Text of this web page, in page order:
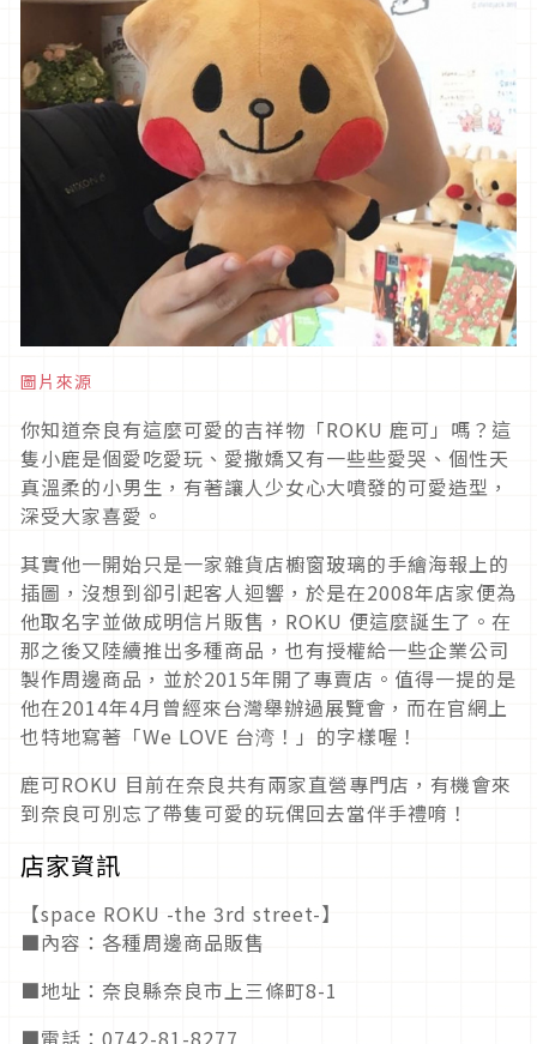
圖片來源
你知道奈良有這麼可愛的吉祥物「ROKU 鹿可」嗎？這
隻小鹿是個愛吃愛玩、愛撒嬌又有一些些愛哭、個性天
真溫柔的小男生，有著讓人少女心大噴發的可愛造型，
深受大家喜愛。
其實他一開始只是一家雜貨店櫥窗玻璃的手繪海報上的
插圖，沒想到卻引起客人迴響，於是在2008年店家便為
他取名字並做成明信片販售，ROKU 便這麼誕生了。在
那之後又陸續推出多種商品，也有授權給一些企業公司
製作周邊商品，並於2015年開了專賣店。值得一提的是
他在2014年4月曾經來台灣舉辦過展覽會，而在官網上
也特地寫著「We LOVE 台湾！」的字樣喔！
鹿可ROKU 目前在奈良共有兩家直營專門店，有機會來
到奈良可別忘了帶隻可愛的玩偶回去當伴手禮唷！
店家資訊
【space ROKU -the 3rd street-】
■內容：各種周邊商品販售
■地址：奈良縣奈良市上三條町8-1
■電話：0742-81-8277